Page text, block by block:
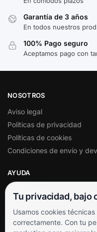
Garantía de 3 años
En todos nuestros
100% Pago seguro
Aceptamos pago con
NOSOTROS
Aviso legal
Políticas de privacidad
Políticas de cookies
Condiciones de envío y
AYUDA
Soporte al cliente
Contacto
Términos y condiciones
Tu privacidad, bajo
Usamos cookies
correctamente. Con tu